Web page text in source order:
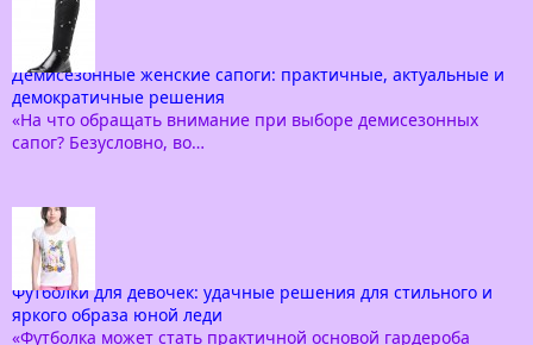
Демисезонные женские сапоги: практичные, актуальные и
демократичные решения
«На что обращать внимание при выборе демисезонных
сапог? Безусловно, во…
Футболки для девочек: удачные решения для стильного и
яркого образа юной леди
«Футболка может стать практичной основой гардероба